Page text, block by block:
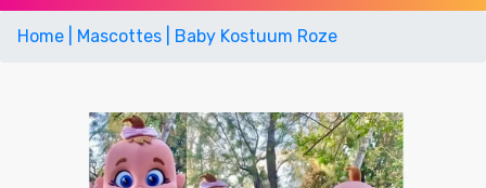
Home | Mascottes | Baby Kostuum Roze